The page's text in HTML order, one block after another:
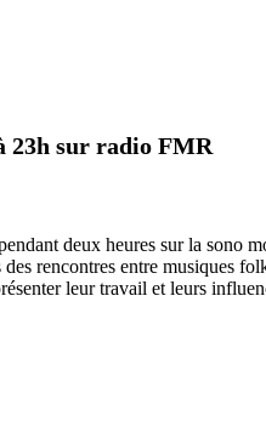
23h sur radio FMR
deux heures sur la
rencontres entre musiques
leur travail et leurs